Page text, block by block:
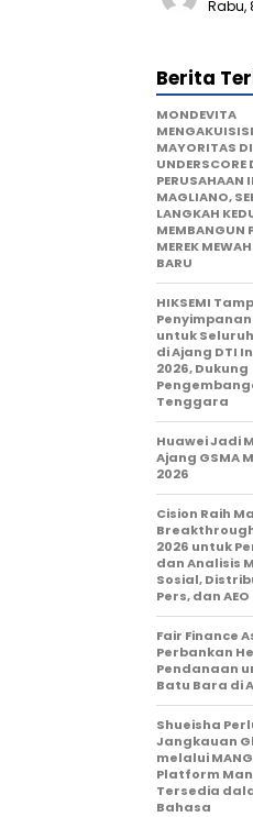
Rabu,
Berita
MONDEVITA
MAYORITAS DI
PERUSAHAAN
MAGLIANO,
LANGKAH
MEMBANGUN
MEREK
BARU
HIKSEMI
untuk
di Ajang DTI
2026, Dukung
Tenggara
Huawei Jadi
Ajang GSMA
2026
Cision Raih
2026 untuk
dan Analisis
Sosial,
Pers, dan AEO
Fair Finance
Perbankan
Pendanaan
Batu Bara di
Shueisha
Jangkauan
melalui
Platform
Tersedia
Bahasa